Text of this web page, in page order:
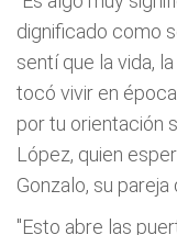
dignificado como
sentí que la vida,
tocó vivir en
por tu orientación
López, quien
Gonzalo, su
"Esto abre las